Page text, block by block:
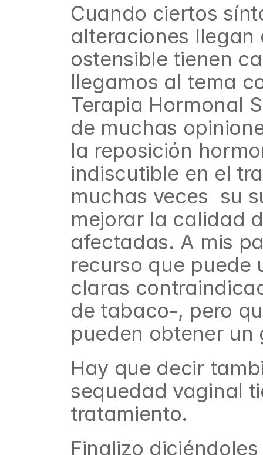
Cuando ciertos
alteraciones
ostensible tienen
llegamos al tema
Terapia Hormonal
de muchas
la reposición
indiscutible en el
muchas veces  su
mejorar la calidad
afectadas. A mis
recurso que puede
claras
de tabaco-, pero
pueden obtener un
Hay que decir
sequedad vaginal
tratamiento.
Finalizo